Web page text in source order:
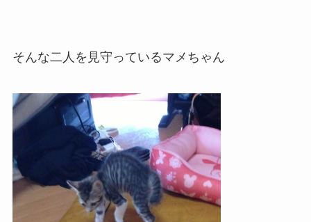
そんな二人を見守っているマメちゃん